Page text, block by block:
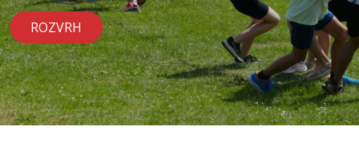
ROZVRH